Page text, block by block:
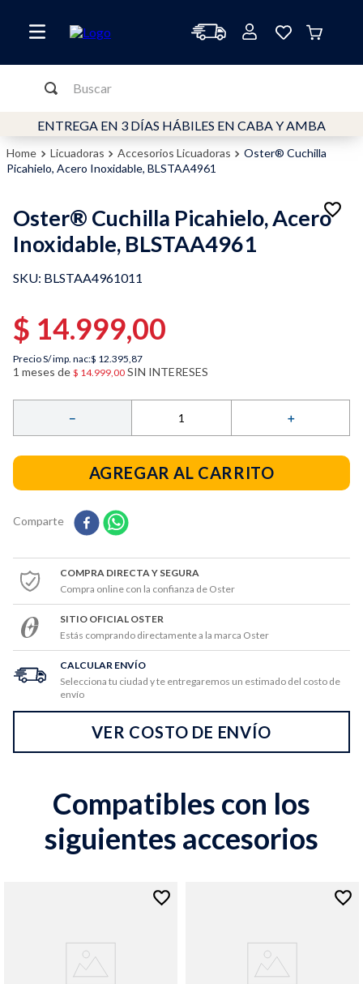
Buscar
ENTREGA EN 3 DÍAS HÁBILES EN CABA Y AMBA
Licuadoras Accesorios Licuadoras
Oster® Cuchilla
Picahielo, Acero Inoxidable, BLSTAA4961
Oster® Cuchilla Picahielo, Acero
Inoxidable, BLSTAA4961
: BLSTAA4961011
$ 14.999,00
Precio S/ imp. nac:$ 12.395,87
1 meses de $ 14.999,00 SIN INTERESES
＋
－
AGREGAR AL CARRITO
Comparte
COMPRA DIRECTA Y SEGURA
Compra online con la confianza de Oster
SITIO OFICIAL OSTER
Estás comprando directamente a la marca Oster
CALCULAR ENVÍO
Selecciona tu ciudad y te entregaremos un estimado del costo de
envío
VER COSTO DE ENVÍO
Compatibles con los
siguientes accesorios
TÉRMINOS MÁS BUSCADOS
2.
freidora
molinillo
.
mixer
licuadora
.
licuadoras
.
tostadora
10. filtro